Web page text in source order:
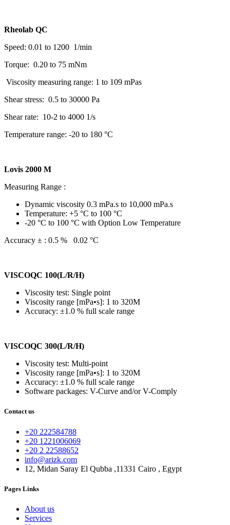
Rheolab QC
Speed: 0.01 to 1200 1/min
Torque: 0.20 to 75 mNm
Viscosity measuring range: 1 to 109 mPas
Shear stress: 0.5 to 30000 Pa
Shear rate: 10-2 to 4000 1/s
Temperature range: -20 to 180 °C
Lovis 2000 M
Measuring Range :
Dynamic viscosity 0.3 mPa.s to 10,000 mPa.s
Temperature: +5 °C to 100 °C
-20 °C to 100 °C with Option Low Temperature
Accuracy ± : 0.5 % 0.02 °C
VISCOQC 100(L/R/H)
Viscosity test: Single point
Viscosity range [mPa•s]: 1 to 320M
Accuracy: ±1.0 % full scale range
VISCOQC 300(L/R/H)
Viscosity test: Multi-point
Viscosity range [mPa•s]: 1 to 320M
Accuracy: ±1.0 % full scale range
Software packages: V-Curve and/or V-Comply
Contact us
+20 222584788
+20 1221006069
+20 2 22588652
info@arizk.com
12, Midan Saray El Qubba ,11331 Cairo , Egypt
Pages Links
About us
Services